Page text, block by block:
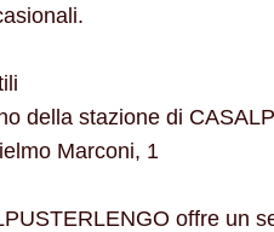
della stazione di
Marconi, 1
offre un